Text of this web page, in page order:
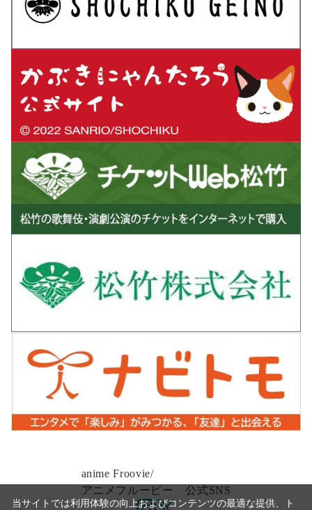
anime Froovie/
アニメフルービー 公式SNS
当サイトでは利用体験の向上およびコンテンツの最適な提供、ト